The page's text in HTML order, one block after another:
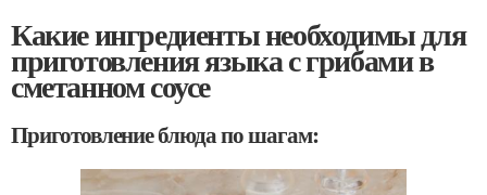
Какие ингредиенты необходимы для
приготовления языка с грибами в
сметанном соусе
Приготовление блюда по шагам: